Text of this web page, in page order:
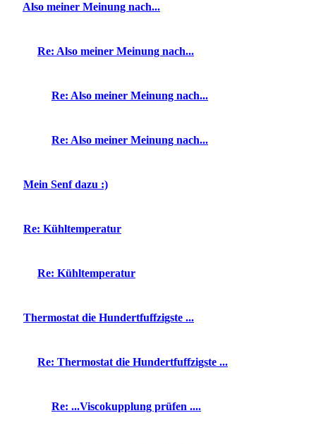
Also meiner Meinung nach...
Re: Also meiner Meinung nach...
Re: Also meiner Meinung nach...
Re: Also meiner Meinung nach...
Mein Senf dazu :)
Re: Kühltemperatur
Re: Kühltemperatur
Thermostat die Hundertfuffzigste ...
Re: Thermostat die Hundertfuffzigste ...
Re: ...Viscokupplung prüfen ....